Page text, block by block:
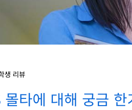
생 리뷰
몰타에 대해 궁금